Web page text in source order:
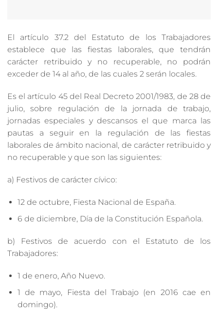
El artículo 37.2 del Estatuto de los Trabajadores
establece que las fiestas laborales, que tendrán
carácter retribuido y no recuperable, no podrán
exceder de 14 al año, de las cuales 2 serán locales.
Es el artículo 45 del Real Decreto 2001/1983, de 28 de
julio, sobre regulación de la jornada de trabajo,
jornadas especiales y descansos el que marca las
pautas a seguir en la regulación de las fiestas
laborales de ámbito nacional, de carácter retribuido y
no recuperable y que son las siguientes:
a) Festivos de carácter cívico:
12 de octubre, Fiesta Nacional de España.
6 de diciembre, Día de la Constitución Española.
b) Festivos de acuerdo con el Estatuto de los
Trabajadores:
1 de enero, Año Nuevo.
1 de mayo, Fiesta del Trabajo (en 2016 cae en
domingo).